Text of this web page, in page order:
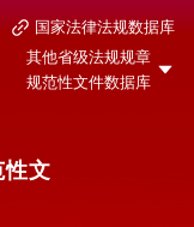
性文
国家法律法规数据库
其他省级法规规章
规范性文件数据库